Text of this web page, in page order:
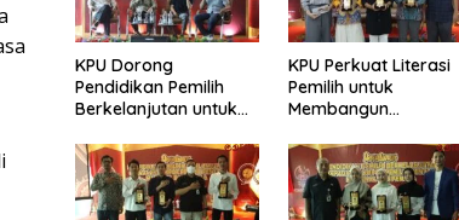
KPU Dorong
Pendidikan Pemilih
Berkelanjutan untuk
Demokrasi
KPU Perkuat Literasi
Pemilih untuk
Membangun
Berkualitas